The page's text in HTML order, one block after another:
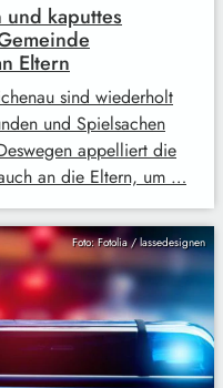
und kaputtes
Eltern
sind wiederholt
und Spielsachen
appelliert die
an die Eltern, um …
Foto: Fotolia / lassedesignen